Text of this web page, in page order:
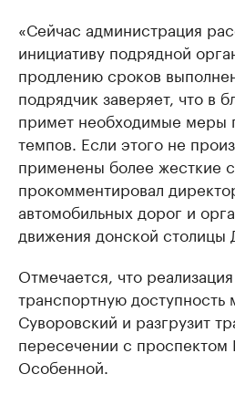
«Сейчас администрация
инициативу подрядной
продлению сроков
подрядчик заверяет, что в
примет необходимые меры
темпов. Если этого не
применены более жесткие
прокомментировал
автомобильных дорог и
движения донской столицы
Отмечается, что
транспортную доступность
Суворовский и разгрузит
пересечении с проспектом
Особенной.